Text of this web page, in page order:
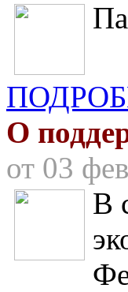
О
от 03
В